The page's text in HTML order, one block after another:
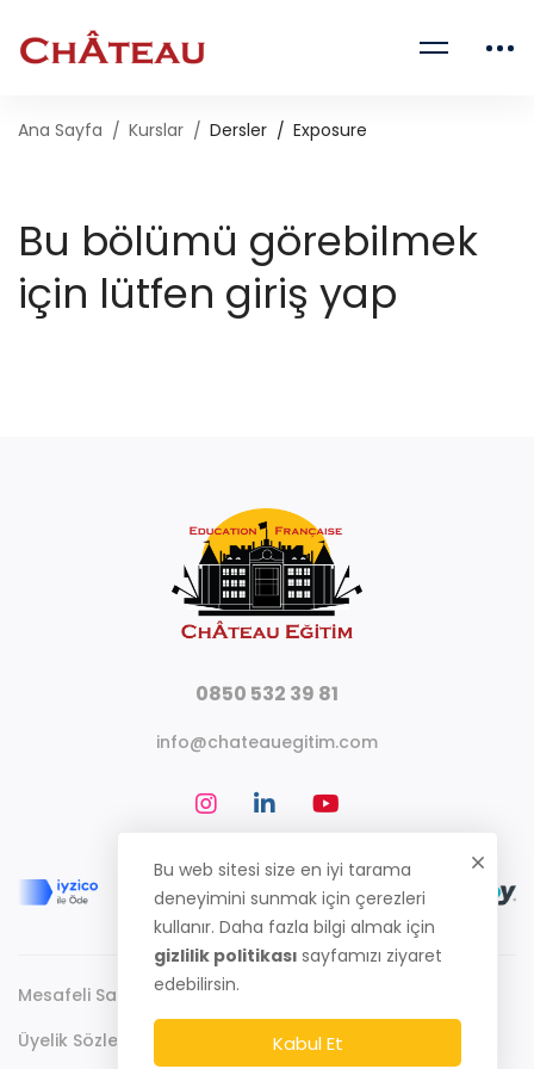
Ana Sayfa Kurslar Dersler Exposure
Bu bölümü görebilmek
için lütfen giriş yap
0850 532 39 81
info@chateauegitim.com
Mesafeli Satış Sözleşmesi
Üyelik Sözleşmesi
Bu web sitesi size en iyi tarama
deneyimini sunmak için çerezleri
kullanır. Daha fazla bilgi almak için
gizlilik politikası sayfamızı ziyaret
edebilirsin.
Kabul Et